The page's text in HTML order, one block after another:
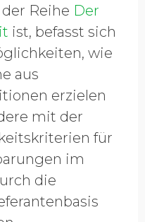
der Reihe Der
ist, befasst sich
wie
aus
erzielen
mit der
für
im
die